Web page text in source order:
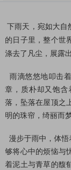
下雨天，宛如大自
的日子里，整个世
涤去了凡尘，展露
雨滴悠悠地叩击
章，质朴却又饱
落，坠落在屋顶之
明的珠帘，绮丽而
漫步于雨中，体
够将心中的烦恼与
着泥土与青草的馥